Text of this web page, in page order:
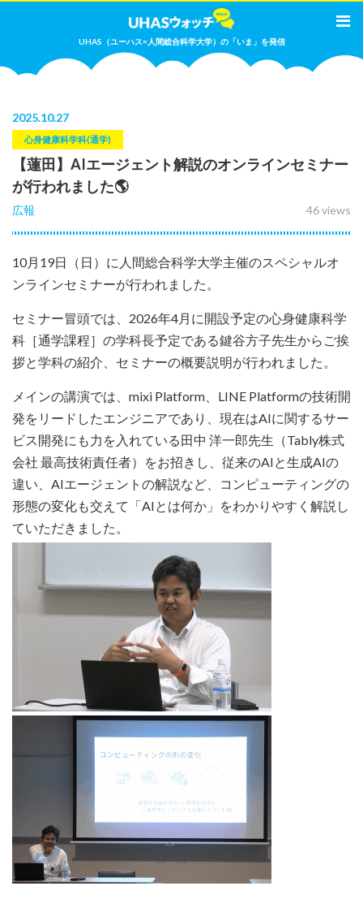
UHAS（ユーハス=人間総合科学大学）の「いま」を発信
2025.10.27
心身健康科学科(通学)
【蓮田】AIエージェント解説のオンラインセミナー
が行われました🌎
46 views
広報
10月19日（日）に人間総合科学大学主催のスペシャルオ
ンラインセミナーが行われました。
セミナー冒頭では、2026年4月に開設予定の心身健康科学
科［通学課程］の学科長予定である鍵谷方子先生からご挨
拶と学科の紹介、セミナーの概要説明が行われました。
メインの講演では、mixi Platform、LINE Platformの技術開
発をリードしたエンジニアであり、現在はAIに関するサー
ビス開発にも力を入れている田中 洋一郎先生（Tably株式
会社 最高技術責任者）をお招きし、従来のAIと生成AIの
違い、AIエージェントの解説など、コンピューティングの
形態の変化も交えて「AIとは何か」をわかりやすく解説し
ていただきました。